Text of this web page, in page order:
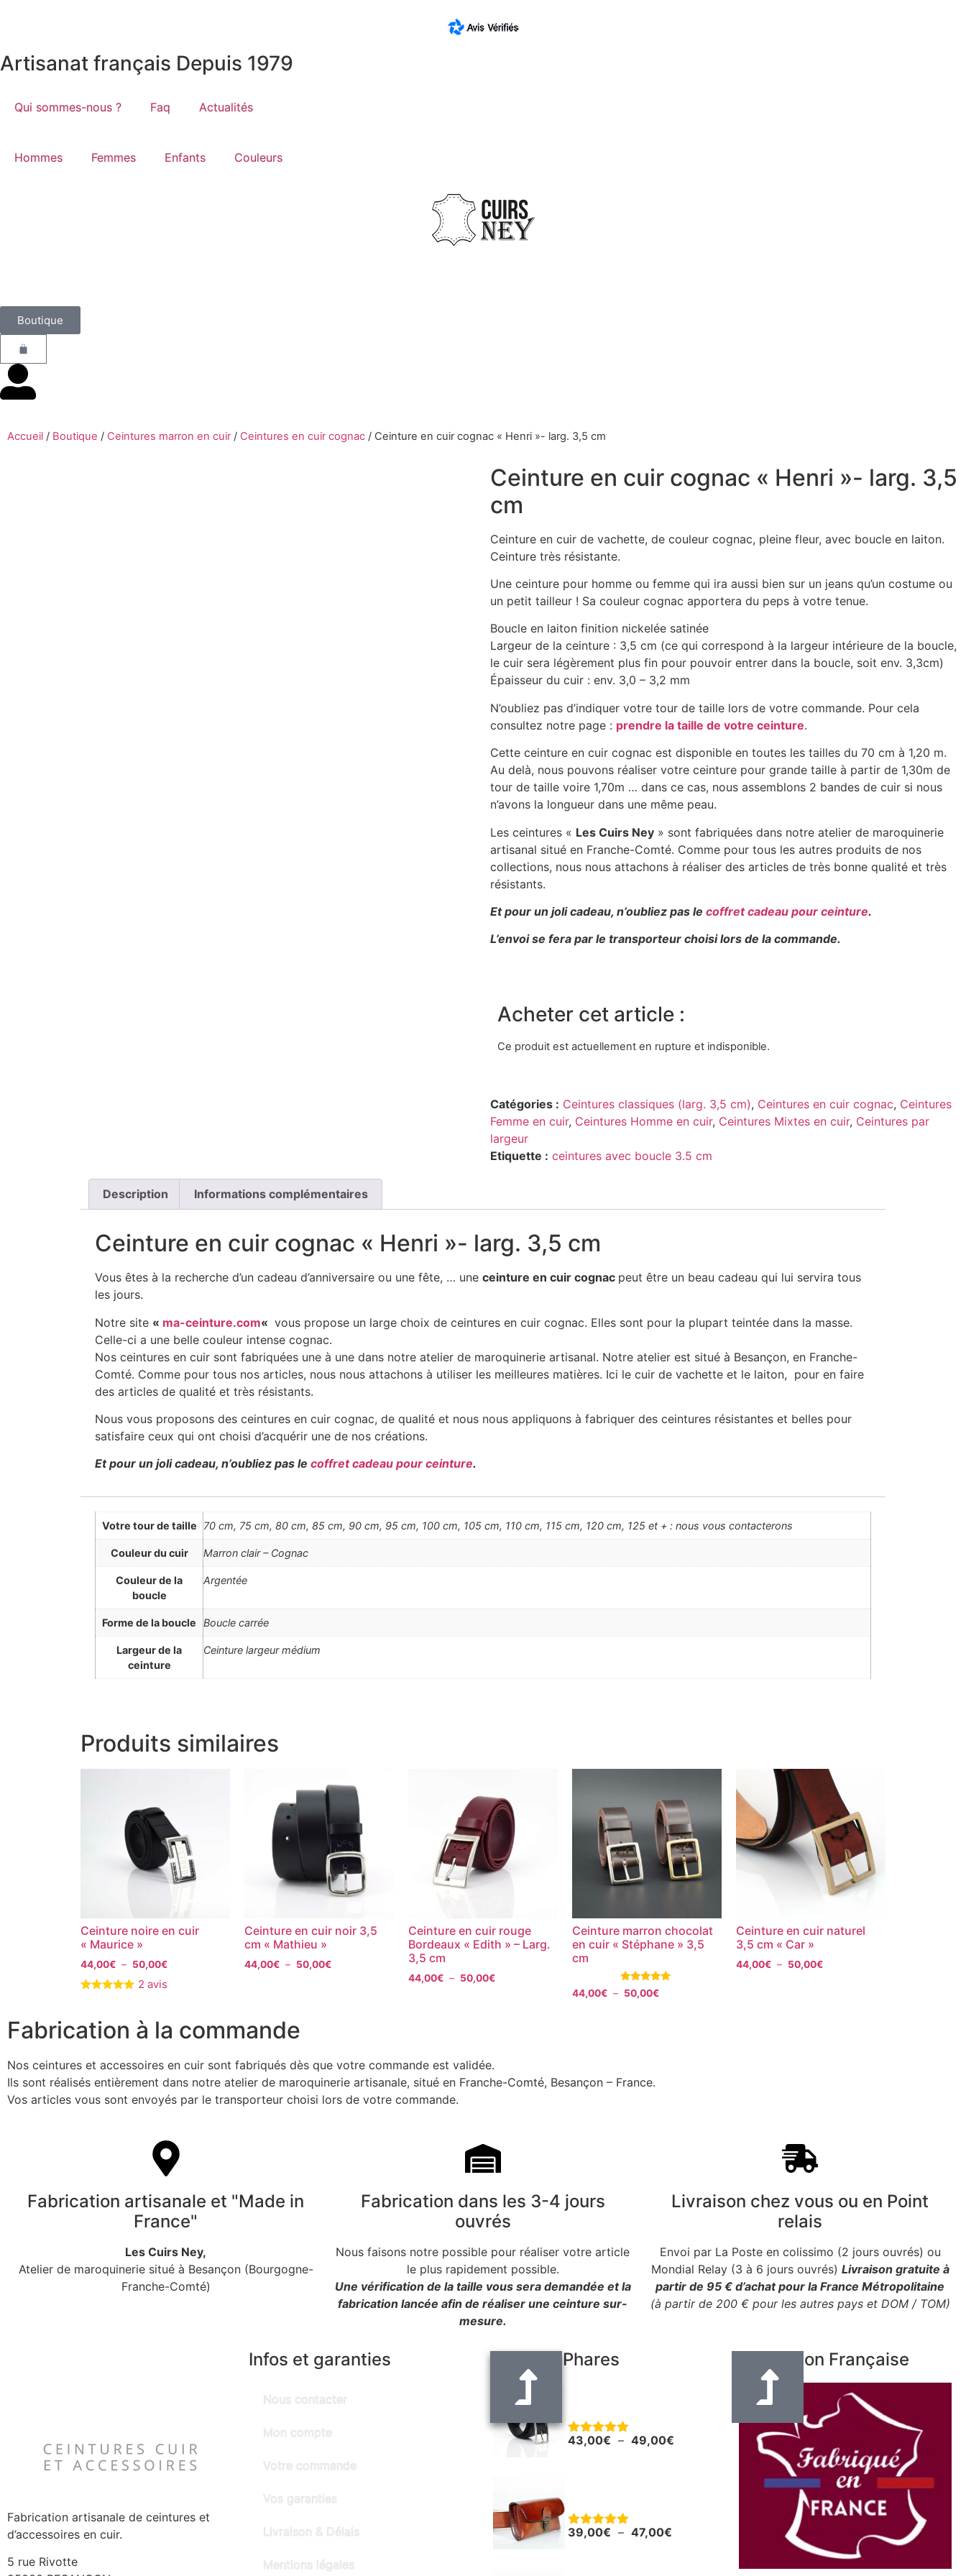
Artisanat français Depuis 1979
Qui sommes-nous ? Faq Actualités
Hommes Femmes Enfants Couleurs
Boutique
Accueil / Boutique / Ceintures marron en cuir/ Ceintures en cuir cognac / Ceinture en cuir cognac « Henri »- larg. 3,5 cm
Ceinture en cuir cognac « Henri »- larg. 3,5
cm
Ceinture en cuir de vachette, de couleur cognac, pleine fleur, avec boucle en laiton.
Ceinture très résistante.
Une ceinture pour homme ou femme qui ira aussi bien sur un jeans qu’un costume ou
un petit tailleur ! Sa couleur cognac apportera du peps à votre tenue.
Boucle en laiton finition nickelée satinée
Largeur de la ceinture : 3,5 cm (ce qui correspond à la largeur intérieure de la boucle,
le cuir sera légèrement plus fin pour pouvoir entrer dans la boucle, soit env. 3,3cm)
Épaisseur du cuir : env. 3,0 – 3,2 mm
N’oubliez pas d’indiquer votre tour de taille lors de votre commande. Pour cela
consultez notre page : prendre la taille de votre ceinture.
Cette ceinture en cuir cognac est disponible en toutes les tailles du 70 cm à 1,20 m.
Au delà, nous pouvons réaliser votre ceinture pour grande taille à partir de 1,30m de
tour de taille voire 1,70m … dans ce cas, nous assemblons 2 bandes de cuir si nous
n’avons la longueur dans une même peau.
Les ceintures « Les Cuirs Ney » sont fabriquées dans notre atelier de maroquinerie
artisanal situé en Franche-Comté. Comme pour tous les autres produits de nos
collections, nous nous attachons à réaliser des articles de très bonne qualité et très
résistants.
Et pour un joli cadeau, n’oubliez pas le coffret cadeau pour ceinture.
L’envoi se fera par le transporteur choisi lors de la commande.
Acheter cet article :
Ce produit est actuellement en rupture et indisponible.
Catégories : Ceintures classiques (larg. 3,5 cm), Ceintures en cuir cognac, Ceintures
Femme en cuir, Ceintures Homme en cuir, Ceintures Mixtes en cuir, Ceintures par
largeur
Etiquette : ceintures avec boucle 3.5 cm
Description Informations complémentaires
Ceinture en cuir cognac « Henri »- larg. 3,5 cm
Vous êtes à la recherche d’un cadeau d’anniversaire ou une fête, … une ceinture en cuir cognac peut être un beau cadeau qui lui servira tous
les jours.
Notre site « ma-ceinture.com« vous propose un large choix de ceintures en cuir cognac. Elles sont pour la plupart teintée dans la masse.
Celle-ci a une belle couleur intense cognac.
Nos ceintures en cuir sont fabriquées une à une dans notre atelier de maroquinerie artisanal. Notre atelier est situé à Besançon, en Franche-
Comté. Comme pour tous nos articles, nous nous attachons à utiliser les meilleures matières. Ici le cuir de vachette et le laiton, pour en faire
des articles de qualité et très résistants.
Nous vous proposons des ceintures en cuir cognac, de qualité et nous nous appliquons à fabriquer des ceintures résistantes et belles pour
satisfaire ceux qui ont choisi d’acquérir une de nos créations.
Et pour un joli cadeau, n’oubliez pas le coffret cadeau pour ceinture.
Votre tour de taille 70 cm, 75 cm, 80 cm, 85 cm, 90 cm, 95 cm, 100 cm, 105 cm, 110 cm, 115 cm, 120 cm, 125 et + : nous vous contacterons
Couleur du cuir Marron clair – Cognac
Couleur de la
boucle
Argentée
Forme de la boucle Boucle carrée
Largeur de la
ceinture
Ceinture largeur médium
Produits similaires
Ceinture noire en cuir
« Maurice »
44,00€ – 50,00€
2 avis
Ceinture en cuir noir 3,5
cm « Mathieu »
44,00€ – 50,00€
Ceinture en cuir rouge
Bordeaux « Edith » – Larg.
3,5 cm
44,00€ – 50,00€
Ceinture marron chocolat
en cuir « Stéphane » 3,5
cm
Note
5.00
44,00€ – 50,00€
Ceinture en cuir naturel
3,5 cm « Car »
44,00€ – 50,00€
Fabrication à la commande
Nos ceintures et accessoires en cuir sont fabriqués dès que votre commande est validée.
Ils sont réalisés entièrement dans notre atelier de maroquinerie artisanale, situé en Franche-Comté, Besançon – France.
Vos articles vous sont envoyés par le transporteur choisi lors de votre commande.
Fabrication artisanale et "Made in
France"
Les Cuirs Ney,
Atelier de maroquinerie situé à Besançon (Bourgogne-
Franche-Comté)
Fabrication dans les 3-4 jours
ouvrés
Nous faisons notre possible pour réaliser votre article
le plus rapidement possible.
Une vérification de la taille vous sera demandée et la
fabrication lancée afin de réaliser une ceinture sur-
mesure.
Livraison chez vous ou en Point
relais
Envoi par La Poste en colissimo (2 jours ouvrés) ou
Mondial Relay (3 à 6 jours ouvrés) Livraison gratuite à
partir de 95 € d’achat pour la France Métropolitaine
(à partir de 200 € pour les autres pays et DOM / TOM)
Fabrication artisanale de ceintures et
d’accessoires en cuir.
5 rue Rivotte
Infos et garanties
Nous contacter
Mon compte
Votre commande
Vos garanties
Livraison & Délais
Mentions légales
Produits Phares
Note5.00
43,00€ – 49,00€
Note5.00
39,00€ – 47,00€
Fabrication Française